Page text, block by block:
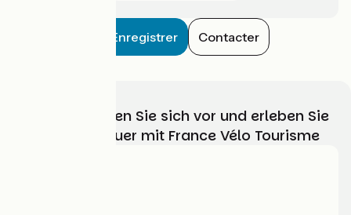
Enregistrer Contacter
Wählen, bereiten Sie sich vor und erleben Sie
Ihr Radabenteuer mit France Vélo Tourisme